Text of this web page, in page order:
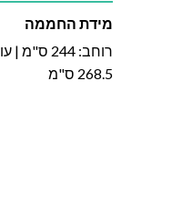
מידת החממה
268.5 ס"מ